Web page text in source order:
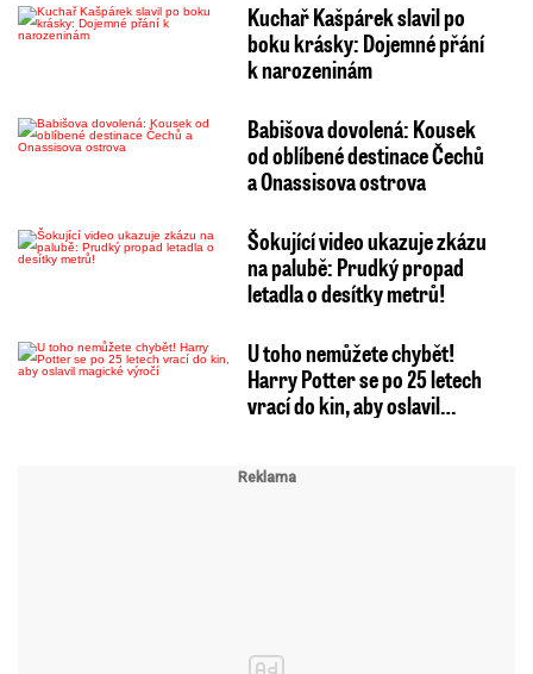
Kuchař Kašpárek slavil po
boku krásky: Dojemné přání
k narozeninám
Babišova dovolená: Kousek
od oblíbené destinace Čechů
a Onassisova ostrova
Šokující video ukazuje zkázu
na palubě: Prudký propad
letadla o desítky metrů!
U toho nemůžete chybět!
Harry Potter se po 25 letech
vrací do kin, aby oslavil…